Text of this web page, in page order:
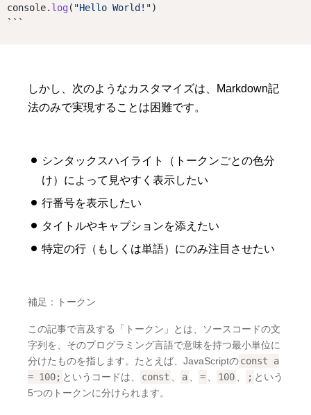
console. log ( "Hello World!")
```
しかし、次のようなカスタマイズは、Markdown記
法のみで実現することは困難です。
シンタックスハイライト（トークンごとの色分
け）によって見やすく表示したい
行番号を表示したい
タイトルやキャプションを添えたい
特定の行（もしくは単語）にのみ注目させたい
補足：トークン
この記事で言及する「トークン」とは、ソースコードの文
字列を、そのプログラミング言語で意味を持つ最小単位に
分けたものを指します。たとえば、JavaScriptのconst a
= 100; というコードは、 const a = 100 ; という
5つのトークンに分けられます。